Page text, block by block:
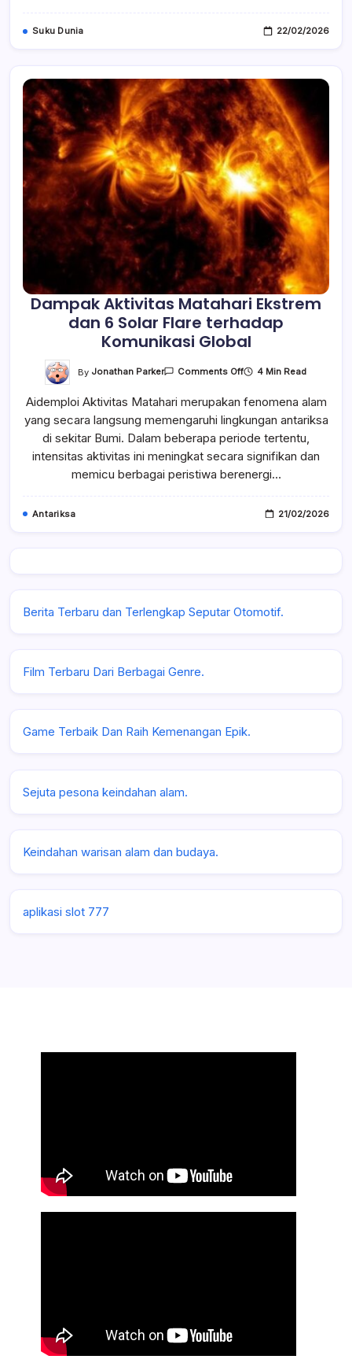
Alam
Suku Dunia 22/02/2026
Dampak Aktivitas Matahari Ekstrem
dan 6 Solar Flare terhadap
Komunikasi Global
By Jonathan Parker Comments OffOn
Matahari
Dan
Solar
Flare
Terhadap
Komunikasi
Global
4 Min Read
Aidemploi Aktivitas Matahari merupakan fenomena alam
yang secara langsung memengaruhi lingkungan antariksa
di sekitar Bumi. Dalam beberapa periode tertentu,
intensitas aktivitas ini meningkat secara signifikan dan
memicu berbagai peristiwa berenergi…
Antariksa 21/02/2026
Berita Terbaru dan Terlengkap Seputar Otomotif.
Film Terbaru Dari Berbagai Genre.
Game Terbaik Dan Raih Kemenangan Epik.
Sejuta pesona keindahan alam.
Keindahan warisan alam dan budaya.
aplikasi slot 777